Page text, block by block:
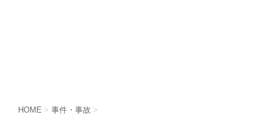
HOME > 事件・事故 >